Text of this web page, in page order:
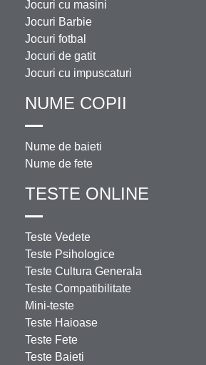
Jocuri cu masini
Jocuri Barbie
Jocuri fotbal
Jocuri de gatit
Jocuri cu impuscaturi
NUME COPII
Nume de baieti
Nume de fete
TESTE ONLINE
Teste Vedete
Teste Psihologice
Teste Cultura Generala
Teste Compatibilitate
Mini-teste
Teste Haioase
Teste Fete
Teste Baieti